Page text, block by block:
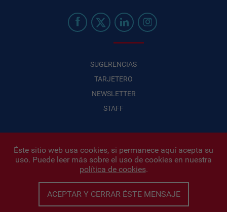
SUGERENCIAS
TARJETERO
NEWSLETTER
STAFF
Infonegocios 2026| INFONEGOCIOS S.A. · CUIT: 30710438486 |
Políticas de Privacidad|Protección de datos personales
Iñigo Biain
Este sitio esta protegido por Google reCAPTCHA y conPolíticas de
privacidad de GoogleyTerminos del servicioaplicados.
Éste sitio web usa cookies, si permanece aquí acepta su
uso. Puede leer más sobre el uso de cookies en nuestra
política de cookies.
ACEPTAR Y CERRAR ÉSTE MENSAJE